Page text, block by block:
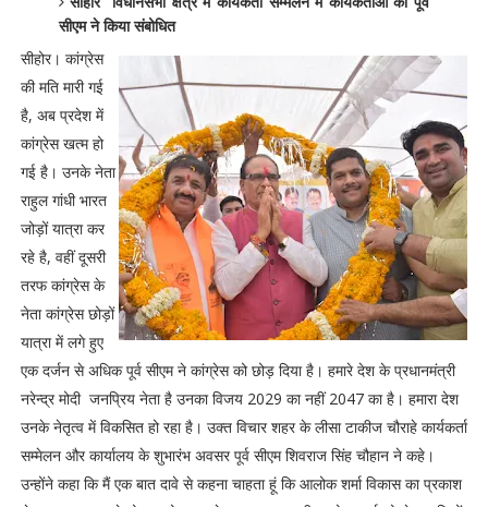
सीएम ने किया संबोधित
सीहोर। कांग्रेस
की मति मारी गई
है, अब प्रदेश में
कांग्रेस खत्म हो
गई है। उनके नेता
राहुल गांधी भारत
जोड़ों यात्रा कर
रहे है, वहीं दूसरी
तरफ कांग्रेस के
नेता कांग्रेस छोड़ों
यात्रा में लगे हुए
एक दर्जन से अधिक पूर्व सीएम ने कांग्रेस को छोड़ दिया है। हमारे देश के प्रधानमंत्री
नरेन्द्र मोदी जनप्रिय नेता है उनका विजय 2029 का नहीं 2047 का है। हमारा देश
उनके नेतृत्व में विकसित हो रहा है। उक्त विचार शहर के लीसा टाकीज चौराहे कार्यकर्ता
सम्मेलन और कार्यालय के शुभारंभ अवसर पूर्व सीएम शिवराज सिंह चौहान ने कहे।
उन्होंने कहा कि मैं एक बात दावे से कहना चाहता हूं कि आलोक शर्मा विकास का प्रकाश